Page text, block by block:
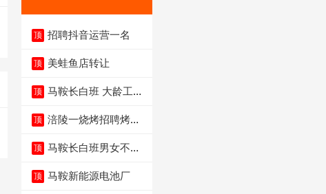
顶 招聘抖音运营一名
顶 美蛙鱼店转让
顶 马鞍长白班 大龄工大
顶 涪陵一烧烤招聘烤工
顶 马鞍长白班男女不限
顶 马鞍新能源电池厂